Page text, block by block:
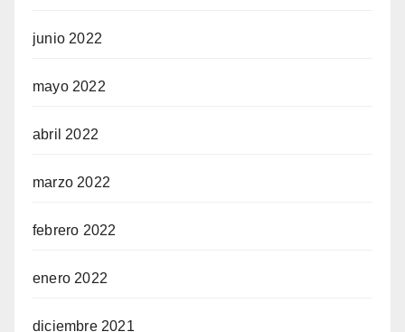
junio 2022
mayo 2022
abril 2022
marzo 2022
febrero 2022
enero 2022
diciembre 2021